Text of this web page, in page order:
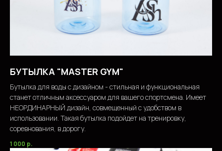
БУТЫЛКА "MASTER GYM"
Бутылка для воды с дизайном - стильная и функциональная
станет отличным аксессуаром для вашего спортсмена. Имеет
НЕОРДИНАРНЫЙ дизайн, совмещенный с удобством в
использовании. Такая бутылка подойдет на тренировку,
соревнования, в дорогу.
1 000 р.